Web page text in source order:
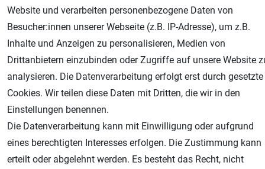
Unsere weiteren Shops:
Airbrush-City
Fachhandel für: Airbrushpistolen, Kompressoren, Airbrushfarben
Modellbau-City
Modellbau Shop
Plotter-City
Schneideplotter, Transferpressen, Siebdruck und Plotterfolien
Im Shop Kaufen
Website und verarbeiten personenbezogene Daten von
Besucher:innen unserer Webseite (z.B. IP-Adresse), um z.B.
Inhalte und Anzeigen zu personalisieren, Medien von
Drittanbietern einzubinden oder Zugriffe auf unsere Website
analysieren. Die Datenverarbeitung erfolgt erst durch gesetzte
Cookies. Wir teilen diese Daten mit Dritten, die wir in den
Einstellungen benennen.
Die Datenverarbeitung kann mit Einwilligung oder aufgrund
eines berechtigten Interesses erfolgen. Die Zustimmung kann
erteilt oder abgelehnt werden. Es besteht das Recht, nicht